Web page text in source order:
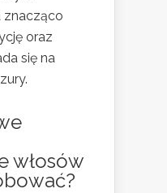
znacząco
oraz
się na
włosów